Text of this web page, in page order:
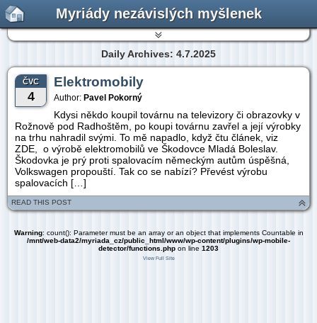
Myriády nezávislých myšlenek
Daily Archives: 4.7.2025
ČVC
4
Elektromobily
Author: Pavel Pokorný
Kdysi někdo koupil továrnu na televizory či obrazovky v
Rožnově pod Radhoštěm, po koupi továrnu zavřel a její výrobky
na trhu nahradil svými. To mě napadlo, když čtu článek, viz
ZDE, o výrobě elektromobilů ve Škodovce Mladá Boleslav.
Škodovka je prý proti spalovacím německým autům úspěšná,
Volkswagen propouští. Tak co se nabízí? Převést výrobu
spalovacích […]
READ THIS POST
Warning: count(): Parameter must be an array or an object that implements Countable in
/mnt/web-data2/myriada_cz/public_html/www/wp-content/plugins/wp-mobile-
detector/functions.php on line 1203
View Full Site